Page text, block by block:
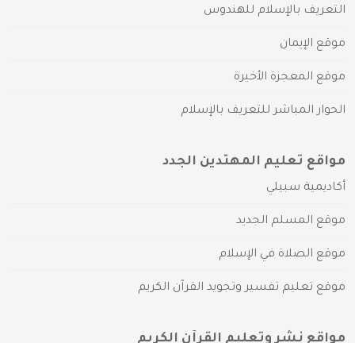
التعريف بالإسلام للهندوس
موقع الإيمان
موقع المعجزة الأخيرة
الحوار المباشر للتعريف بالإسلام
مواقع تعليم المهتدين الجدد
أكاديمية سبيلي
موقع المسلم الجديد
موقع الصلاة في الإسلام
موقع تعليم تفسير وتجويد القرآن الكريم
مواقع نشر وتعليم القرآن الكريم